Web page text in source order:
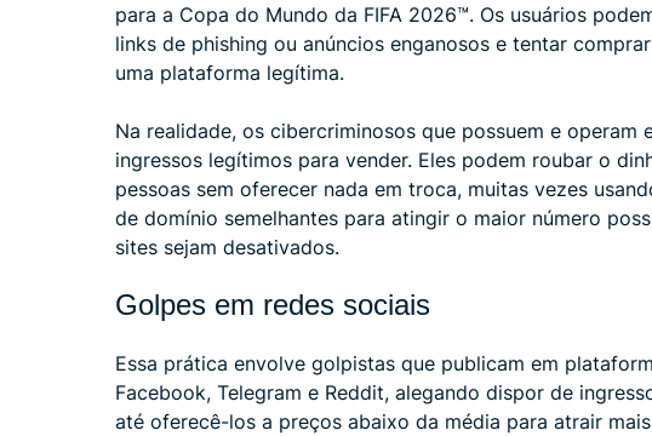
para a Copa do Mundo da FIFA 2026™. Os usuários
links de phishing ou anúncios enganosos e tentar
uma plataforma legítima.
Na realidade, os cibercriminosos que possuem e operam
ingressos legítimos para vender. Eles podem roubar o
pessoas sem oferecer nada em troca, muitas vezes
de domínio semelhantes para atingir o maior número
sites sejam desativados.
Golpes em redes sociais
Essa prática envolve golpistas que publicam em
Facebook, Telegram e Reddit, alegando dispor de
até oferecê-los a preços abaixo da média para atrair